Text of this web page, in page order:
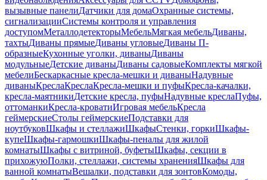
вызывные панелиДатчики для домаОхранные системы,
сигнализацииСистемы контроля и управления
доступомМеталлодетекторыМебельМягкая мебельДиваны,
тахтыДиваны прямыеДиваны угловыеДиваны П-
образныеКухонные уголки, диваныДиваны
модульныеДетские диваныДиваны садовыеКомплекты мягкой
мебелиБескаркасные кресла-мешки и диваныНадувные
диваныКреслаКреслаКресла-мешки и пуфыКресла-качалки,
кресла-маятникиДетские кресла, пуфыНадувные креслаПуфы,
оттоманкиКресла-кроватиИгровая мебельКресла
геймерскиеСтолы геймерскиеПодставки для
ноутбуковШкафы и стеллажиШкафыСтенки, горкиШкафы-
купеШкафы-гармошкиШкафы-пеналы для жилой
комнатыШкафы с витриной, буфетыШкафы, секции в
прихожуюПолки, стеллажи, системы храненияШкафы для
ванной комнатыВешалки, подставки для зонтовКомоды,